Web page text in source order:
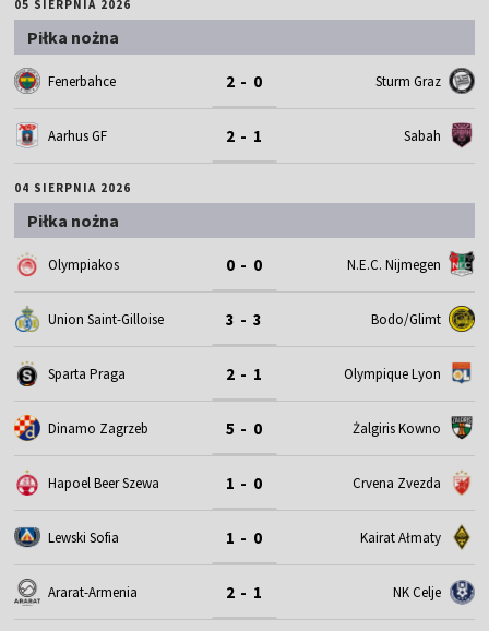
05 SIERPNIA 2026
Piłka nożna
Fenerbahce 2 - 0 Sturm Graz
Aarhus GF 2 - 1 Sabah
04 SIERPNIA 2026
Piłka nożna
Olympiakos 0 - 0 N.E.C. Nijmegen
Union Saint-Gilloise 3 - 3 Bodo/Glimt
Sparta Praga 2 - 1 Olympique Lyon
Dinamo Zagrzeb 5 - 0 Żalgiris Kowno
Hapoel Beer Szewa 1 - 0 Crvena Zvezda
Lewski Sofia 1 - 0 Kairat Ałmaty
Ararat-Armenia 2 - 1 NK Celje